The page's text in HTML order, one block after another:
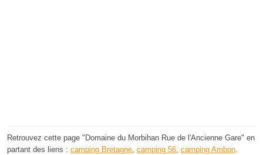
Retrouvez cette page "Domaine du Morbihan Rue de l'Ancienne Gare" en
partant des liens : camping Bretagne camping 56 camping Ambon